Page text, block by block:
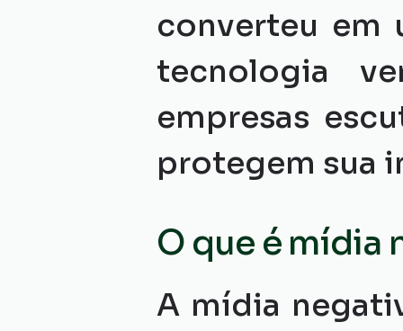
converteu em
tecnologia
empresas
protegem sua
O que é mídia
A mídia